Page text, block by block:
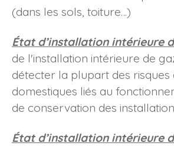
(dans les sols, toiture…)
État d’installation intérieure
de l'installation intérieure de
détecter la plupart des risques
domestiques liés au
de conservation des
État d’installation intérieure